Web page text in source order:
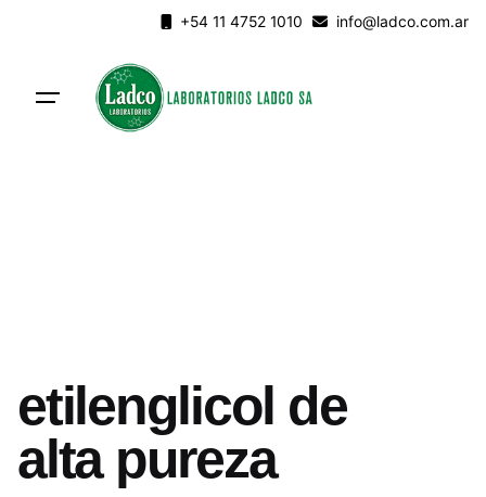
+54 11 4752 1010 info@ladco.com.ar
etilenglicol de
alta pureza